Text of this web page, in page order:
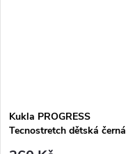
Kukla PROGRESS
Tecnostretch dětská černá